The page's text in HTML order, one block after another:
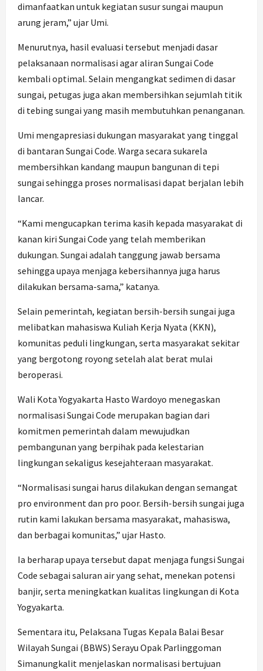
dimanfaatkan untuk kegiatan susur sungai maupun
arung jeram,” ujar Umi.
Menurutnya, hasil evaluasi tersebut menjadi dasar
pelaksanaan normalisasi agar aliran Sungai Code
kembali optimal. Selain mengangkat sedimen di dasar
sungai, petugas juga akan membersihkan sejumlah titik
di tebing sungai yang masih membutuhkan penanganan.
Umi mengapresiasi dukungan masyarakat yang tinggal
di bantaran Sungai Code. Warga secara sukarela
membersihkan kandang maupun bangunan di tepi
sungai sehingga proses normalisasi dapat berjalan lebih
lancar.
“Kami mengucapkan terima kasih kepada masyarakat di
kanan kiri Sungai Code yang telah memberikan
dukungan. Sungai adalah tanggung jawab bersama
sehingga upaya menjaga kebersihannya juga harus
dilakukan bersama-sama,” katanya.
Selain pemerintah, kegiatan bersih-bersih sungai juga
melibatkan mahasiswa Kuliah Kerja Nyata (KKN),
komunitas peduli lingkungan, serta masyarakat sekitar
yang bergotong royong setelah alat berat mulai
beroperasi.
Wali Kota Yogyakarta Hasto Wardoyo menegaskan
normalisasi Sungai Code merupakan bagian dari
komitmen pemerintah dalam mewujudkan
pembangunan yang berpihak pada kelestarian
lingkungan sekaligus kesejahteraan masyarakat.
“Normalisasi sungai harus dilakukan dengan semangat
pro environment dan pro poor. Bersih-bersih sungai juga
rutin kami lakukan bersama masyarakat, mahasiswa,
dan berbagai komunitas,” ujar Hasto.
Ia berharap upaya tersebut dapat menjaga fungsi Sungai
Code sebagai saluran air yang sehat, menekan potensi
banjir, serta meningkatkan kualitas lingkungan di Kota
Yogyakarta.
Sementara itu, Pelaksana Tugas Kepala Balai Besar
Wilayah Sungai (BBWS) Serayu Opak Parlinggoman
Simanungkalit menjelaskan normalisasi bertujuan